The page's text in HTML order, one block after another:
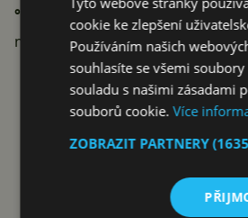
°C
, takže ji můžete bez obav
nebo balkon.
KOUPIT TP-LINK
Reklama
cookie ke zlepšení
Používáním našich
souhlasíte se všemi
souladu s našimi zásadami
souborů cookie.Více
ZOBRAZIT PARTNERY